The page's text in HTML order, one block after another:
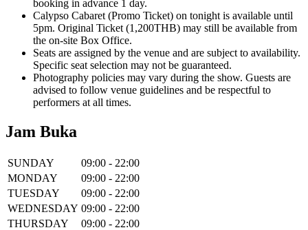
booking in advance 1 day.
Calypso Cabaret (Promo Ticket) on tonight is available until
5pm. Original Ticket (1,200THB) may still be available from
the on-site Box Office.
Seats are assigned by the venue and are subject to availability.
Specific seat selection may not be guaranteed.
Photography policies may vary during the show. Guests are
advised to follow venue guidelines and be respectful to
performers at all times.
Jam Buka
SUNDAY
09:00 - 22:00
MONDAY
09:00 - 22:00
TUESDAY
09:00 - 22:00
WEDNESDAY 09:00 - 22:00
THURSDAY
09:00 - 22:00